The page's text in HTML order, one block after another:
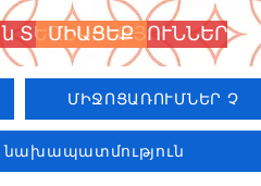
ՏԵՂԵԿՈՒԹՅՈՒՆՆԵՐ
ՄԻԱՑԵՔ
ՄԻՋՈՑԱՌՈՒՄՆԵՐ Չ
նախապատմություն